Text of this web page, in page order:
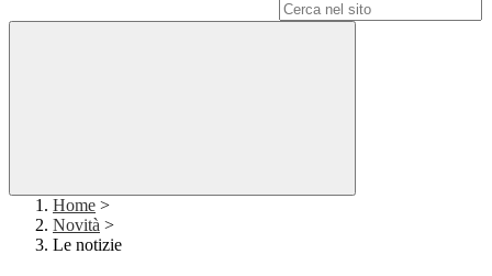
Home >
Novità >
Le notizie